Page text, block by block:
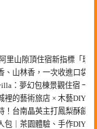
里山隙頂住宿新指標「璦
、山林香，一次收進口袋
：夢幻包棟景觀住宿 一
裡的藝術旅店 × 木藝DIY ×
！台南晶英主打鳳梨酥餅 ×
包｜茶園體驗、手作DIY